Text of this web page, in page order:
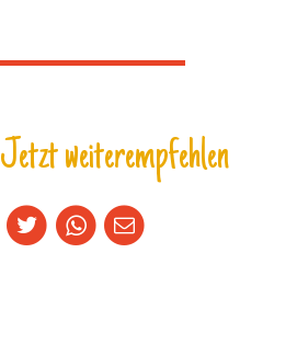
Jetzt weiterempfehlen